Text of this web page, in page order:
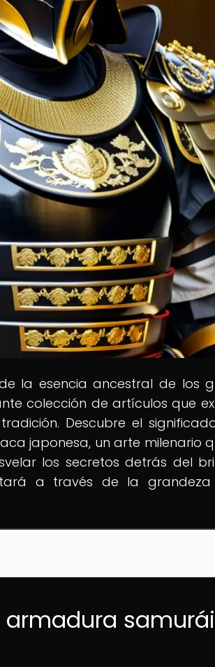
la esencia ancestral de los
colección de artículos que
Descubre el
japonesa, un arte milenario
los secretos detrás del
a través de la grandeza
armadura